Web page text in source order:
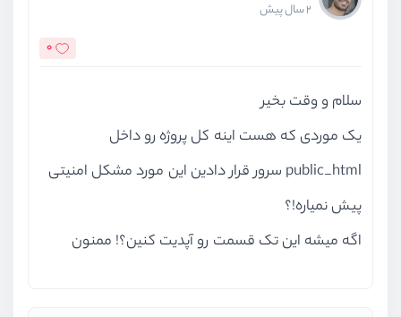
2 سال پیش
0
سلام و وقت بخیر
یک موردی که هست اینه کل پروژه رو داخل
public_html سرور قرار دادین این مورد مشکل امنیتی
پیش نمیاره!؟
اگه میشه این تک قسمت رو آپدیت کنین؟! ممنون